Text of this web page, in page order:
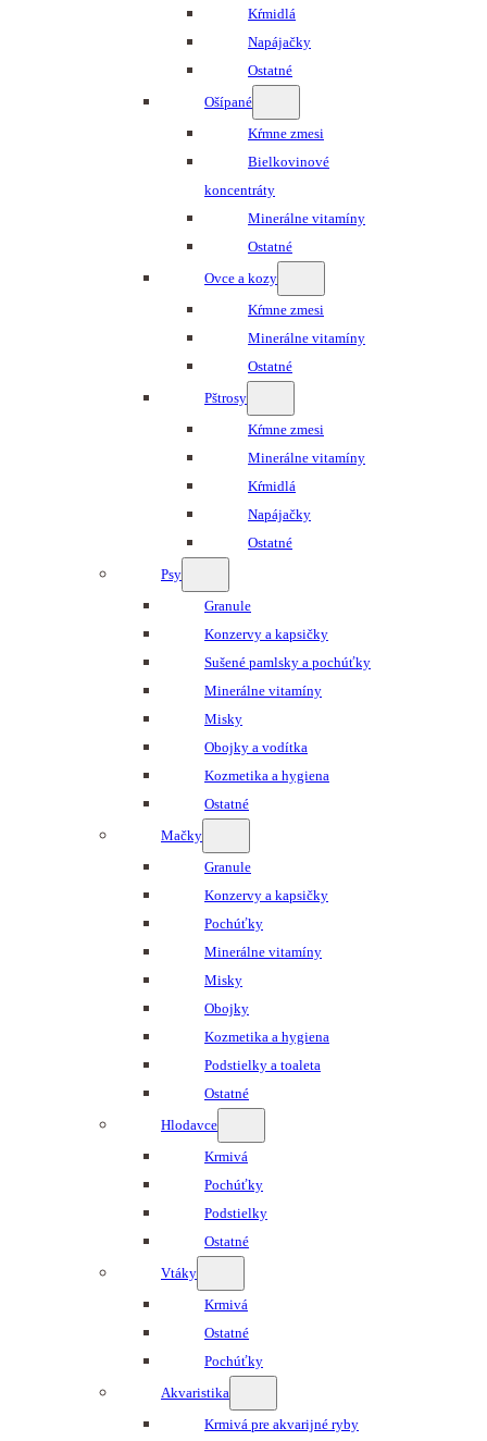
Kŕmidlá
Napájačky
Ostatné
Ošípané
Kŕmne zmesi
Bielkovinové
koncentráty
Minerálne vitamíny
Ostatné
Ovce a kozy
Kŕmne zmesi
Minerálne vitamíny
Ostatné
Pštrosy
Kŕmne zmesi
Minerálne vitamíny
Kŕmidlá
Napájačky
Ostatné
Psy
Granule
Konzervy a kapsičky
Sušené pamlsky a pochúťky
Minerálne vitamíny
Misky
Obojky a vodítka
Kozmetika a hygiena
Ostatné
Mačky
Granule
Konzervy a kapsičky
Pochúťky
Minerálne vitamíny
Misky
Obojky
Kozmetika a hygiena
Podstielky a toaleta
Ostatné
Hlodavce
Krmivá
Pochúťky
Podstielky
Ostatné
Vtáky
Krmivá
Ostatné
Pochúťky
Akvaristika
Krmivá pre akvarijné ryby